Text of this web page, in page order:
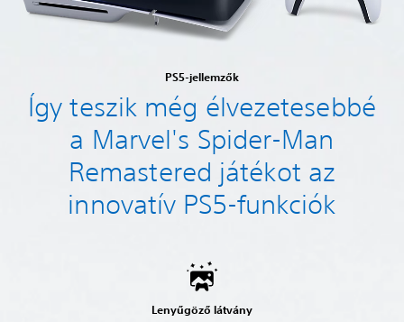
PS5-jellemzők
Így teszik még élvezetesebbé
a Marvel's Spider-Man
Remastered játékot az
innovatív PS5-funkciók
Lenyűgöző látvány